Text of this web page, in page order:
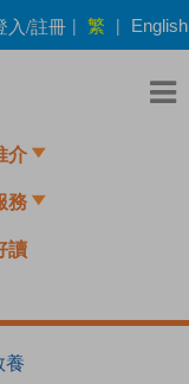
入/註冊 | 繁 | English
介
務
讀
養